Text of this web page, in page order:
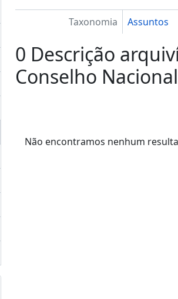
Taxonomia Assuntos
0 Descrição
Conselho
Não encontramos nenhum